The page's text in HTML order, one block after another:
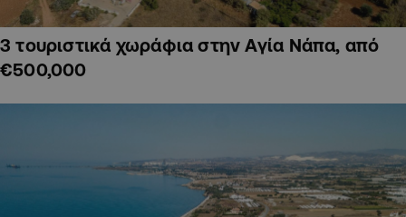
3 τουριστικά χωράφια στην Αγία Νάπα, από
€500,000